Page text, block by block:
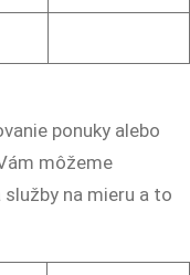
ponuky alebo
môžeme
na mieru a to